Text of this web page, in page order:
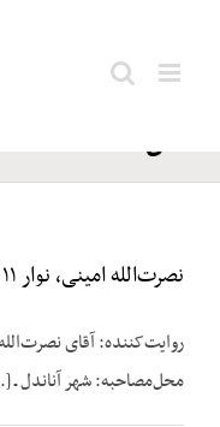
جواهر
لعل
نصرت‌الله امینی، نوار ۱۱
محل‌مصاحبه: شهر آناندل ـ